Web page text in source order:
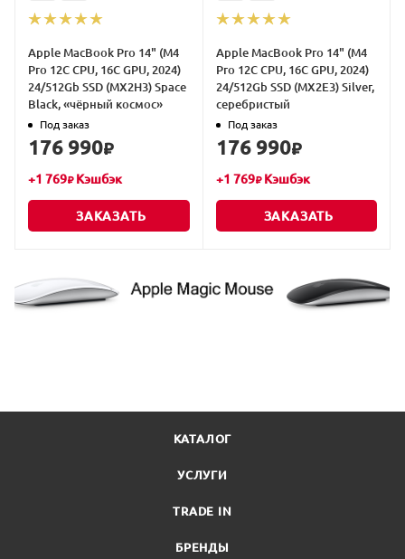
Apple MacBook Pro 14" (M4
Pro 12C CPU, 16C GPU, 2024)
24/512Gb SSD (MX2H3) Space
Black, «чёрный космос»
Под заказ
176 990₽
+1 769₽Кэшбэк
ЗАКАЗАТЬ
Apple MacBook Pro 14" (M4
Pro 12C CPU, 16C GPU, 2024)
24/512Gb SSD (MX2E3) Silver,
серебристый
Под заказ
176 990₽
+1 769₽Кэшбэк
ЗАКАЗАТЬ
КАТАЛОГ
УСЛУГИ
TRADE IN
БРЕНДЫ